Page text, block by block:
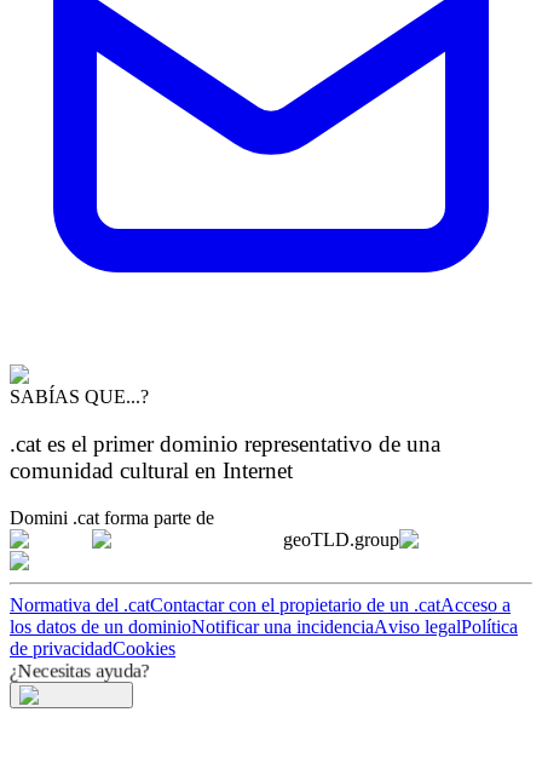
SABÍAS QUE...?
.cat es el primer dominio representativo de una
comunidad cultural en Internet
Domini .cat forma parte de
geoTLD.group
Normativa del .catContactar con el propietario de un .catAcceso a
los datos de un dominioNotificar una incidenciaAviso legalPolítica
de privacidadCookies
¿Necesitas ayuda?